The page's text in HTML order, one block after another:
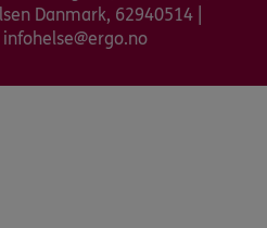
Danmark, 62940514 |